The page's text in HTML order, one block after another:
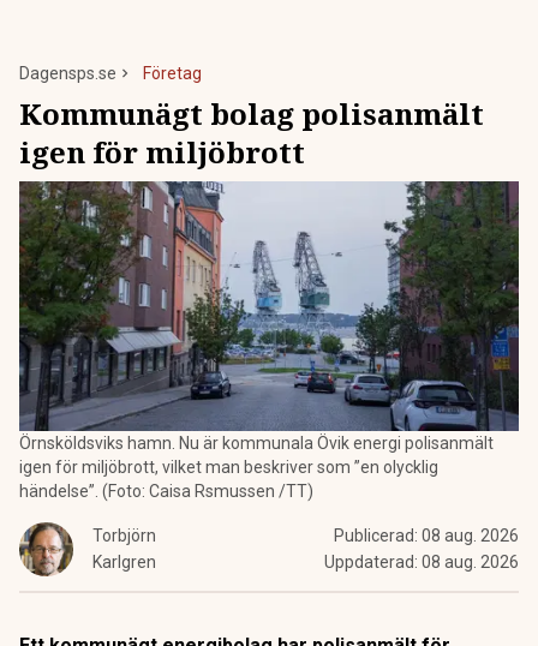
Dagensps.se Företag
Kommunägt bolag polisanmält
igen för miljöbrott
Örnsköldsviks hamn. Nu är kommunala Övik energi polisanmält
igen för miljöbrott, vilket man beskriver som ”en olycklig
händelse”. (Foto: Caisa Rsmussen /TT)
Torbjörn
Karlgren
Publicerad: 08 aug. 2026
Uppdaterad: 08 aug. 2026